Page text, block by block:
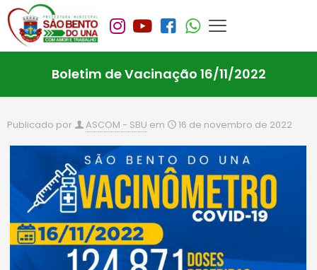
Boletim de Vacinação 16/11/2022
Publicado por ASCOM - SBU em 16 de novembro de 2022